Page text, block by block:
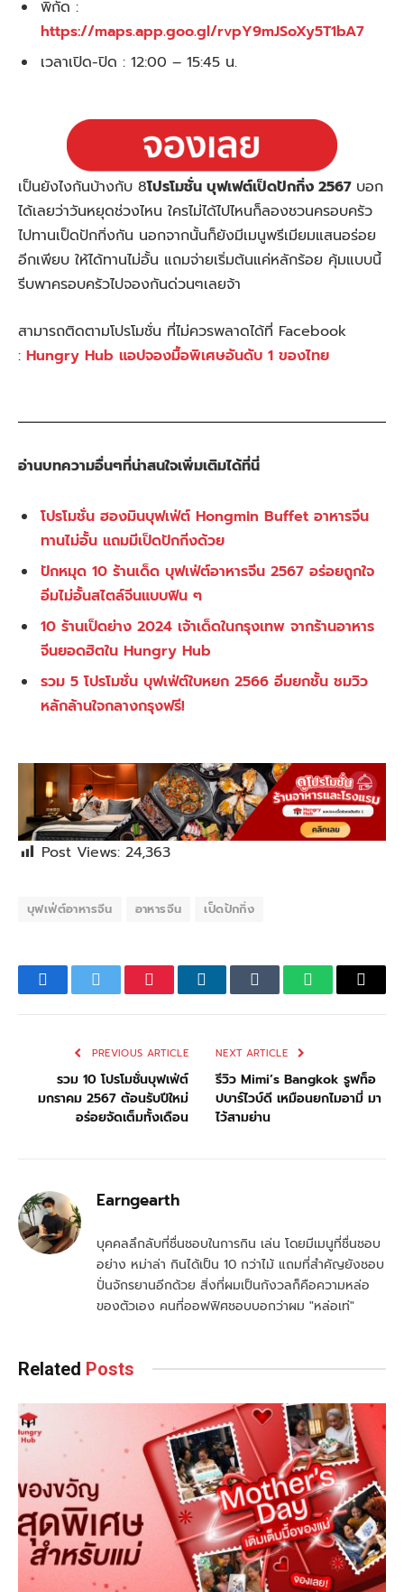
พิกัด :
https://maps.app.goo.gl/rvpY9mJSoXy5T1bA7
เวลาเปิด-ปิด : 12:00 – 15:45 น.
เป็นยังไงกันบ้างกับ 8โปรโมชั่น บุฟเฟต์เป็ดปักกิ่ง 2567 บอก
ได้เลยว่าวันหยุดช่วงไหน ใครไม่ได้ไปไหนก็ลองชวนครอบครัว
ไปทานเป็ดปักกิ่งกัน นอกจากนั้นก็ยังมีเมนูพรีเมียมแสนอร่อย
อีกเพียบ ให้ได้ทานไม่อั้น แถมจ่ายเริ่มต้นแค่หลักร้อย คุ้มแบบนี้
รีบพาครอบครัวไปจองกันด่วนๆเลยจ้า
สามารถติดตามโปรโมชั่น ที่ไม่ควรพลาดได้ที่ Facebook
: Hungry Hub แอปจองมื้อพิเศษอันดับ 1 ของไทย
อ่านบทความอื่นๆที่น่าสนใจเพิ่มเติมได้ที่นี่
โปรโมชั่น ฮองมินบุฟเฟ่ต์ Hongmin Buffet อาหารจีน
ทานไม่อั้น แถมมีเป็ดปักกิ่งด้วย
ปักหมุด 10 ร้านเด็ด บุฟเฟ่ต์อาหารจีน 2567 อร่อยถูกใจ
อิ่มไม่อั้นสไตล์จีนแบบฟิน ๆ
10 ร้านเป็ดย่าง 2024 เจ้าเด็ดในกรุงเทพ จากร้านอาหาร
จีนยอดฮิตใน Hungry Hub
รวม 5 โปรโมชั่น บุฟเฟ่ต์ใบหยก 2566 อิ่มยกชั้น ชมวิว
หลักล้านใจกลางกรุงฟรี!
Post Views: 24,363
บุฟเฟ่ต์อาหารจีน อาหารจีน เป็ดปักกิ่ง
FacebookTwitterPinterestLinkedInTumblrWhatsApp
Email
PREVIOUS ARTICLE
รวม 10 โปรโมชั่นบุฟเฟ่ต์
มกราคม 2567 ต้อนรับปีใหม่
อร่อยจัดเต็มทั้งเดือน
NEXT ARTICLE
รีวิว Mimi’s Bangkok รูฟท็อ
ปบาร์ไวบ์ดี เหมือนยกไมอามี่ มา
ไว้สามย่าน
Earngearth
บุคคลลึกลับที่ชื่นชอบในการกิน เล่น โดยมีเมนูที่ชื่นชอบ
อย่าง หม่าล่า กินได้เป็น 10 กว่าไม้ แถมที่สำคัญยังชอบ
ปั่นจักรยานอีกด้วย สิ่งที่ผมเป็นกังวลก็คือความหล่อ
ของตัวเอง คนที่ออฟฟิศชอบบอกว่าผม "หล่อเท่"
Related Posts